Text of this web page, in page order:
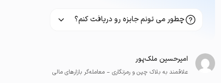
چطور می تونم جایزه رو دریافت کنم؟
امیرحسین ملک‌پور
علاقمند به بلاک چین و رمزنگاری - معامله‌گر بازارهای مالی